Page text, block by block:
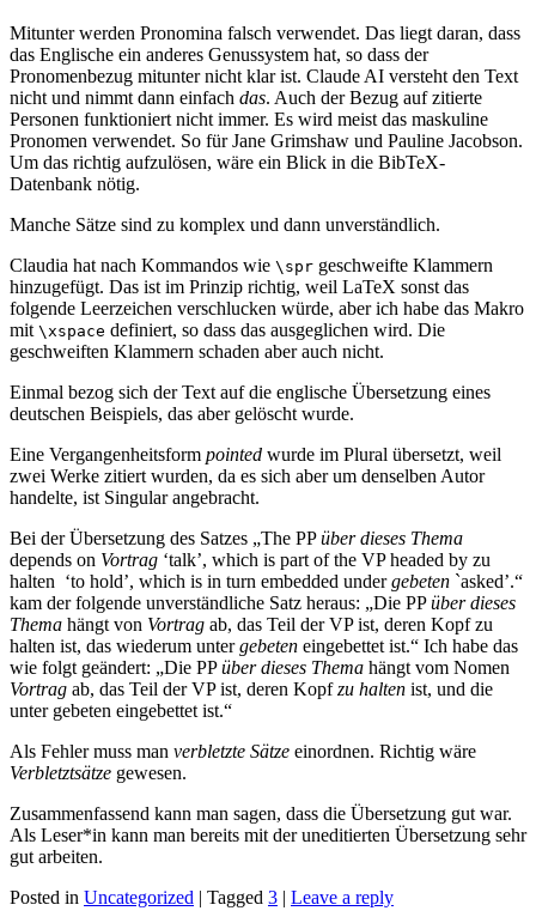
Mitunter werden Pronomina falsch verwendet. Das liegt daran, dass
das Englische ein anderes Genussystem hat, so dass der
Pronomenbezug mitunter nicht klar ist. Claude AI versteht den Text
nicht und nimmt dann einfach das. Auch der Bezug auf zitierte
Personen funktioniert nicht immer. Es wird meist das maskuline
Pronomen verwendet. So für Jane Grimshaw und Pauline Jacobson.
Um das richtig aufzulösen, wäre ein Blick in die BibTeX-
Datenbank nötig.
Manche Sätze sind zu komplex und dann unverständlich.
Claudia hat nach Kommandos wie \spr geschweifte Klammern
hinzugefügt. Das ist im Prinzip richtig, weil LaTeX sonst das
folgende Leerzeichen verschlucken würde, aber ich habe das Makro
mit \xspace definiert, so dass das ausgeglichen wird. Die
geschweiften Klammern schaden aber auch nicht.
Einmal bezog sich der Text auf die englische Übersetzung eines
deutschen Beispiels, das aber gelöscht wurde.
Eine Vergangenheitsform pointed wurde im Plural übersetzt, weil
zwei Werke zitiert wurden, da es sich aber um denselben Autor
handelte, ist Singular angebracht.
Bei der Übersetzung des Satzes „The PPüber dieses Thema
depends on Vortrag ‘talk’, which is part of the VP headed by zu
halten ‘to hold’, which is in turn embedded undergebeten `asked’.“
kam der folgende unverständliche Satz heraus: „Die PPüber dieses
Thema hängt von Vortrag ab, das Teil der VP ist, deren Kopf zu
halten ist, das wiederum untergebeten eingebettet ist.“ Ich habe das
wie folgt geändert: „Die PPüber dieses Thema hängt vom Nomen
Vortrag ab, das Teil der VP ist, deren Kopfzu halten ist, und die
unter gebeten eingebettet ist.“
Als Fehler muss man verbletzte Sätze einordnen. Richtig wäre
Verbletztsätze gewesen.
Zusammenfassend kann man sagen, dass die Übersetzung gut war.
Als Leser*in kann man bereits mit der uneditierten Übersetzung sehr
gut arbeiten.
Posted in Uncategorized | Tagged 3 | Leave a reply